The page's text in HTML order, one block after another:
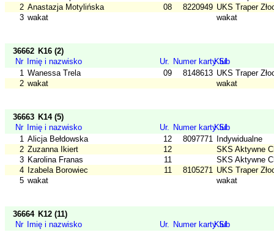
2 Anastazja Motylińska 08 8220949 UKS Traper
3 wakat wakat
36662 K16 (2)
Nr
Imię i nazwisko Ur. Numer karty SI
Klub
1 Wanessa Trela 09 8148613 UKS Traper
2 wakat wakat
36663 K14 (5)
Nr
Imię i nazwisko Ur. Numer karty SI
Klub
1 Alicja Bełdowska 12 8097771
Indywidualne
2 Zuzanna Ikiert 12
SKS Aktywne
3 Karolina Franas 11
SKS Aktywne
4
Izabela Borowiec 11 8105271 UKS Traper
5 wakat wakat
36664 K12 (11)
Nr
Imię i nazwisko Ur. Numer karty SI
Klub